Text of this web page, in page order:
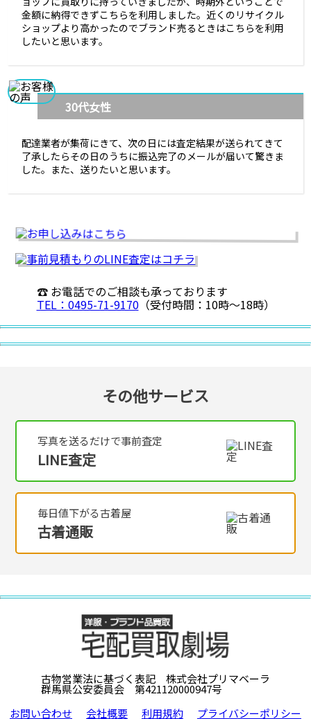
金額に納得できずこちらを利用しました。近くのリサイクル
ショップより高かったのでブランド売るときはこちらを利用
したいと思います。
30代女性
配達業者が集荷にきて、次の日には査定結果が送られてきて
了承したらその日のうちに振込完了のメールが届いて驚きま
した。また、送りたいと思います。
☎ お電話でのご相談も承っております
TEL：0495-71-9170（受付時間：10時〜18時）
その他サービス
写真を送るだけで事前査定
LINE査定
毎日値下がる古着屋
古着通販
古物営業法に基づく表記 株式会社プリマベーラ
群馬県公安委員会 第421120000947号
お問い合わせ
会社概要 利用規約 プライバシーポリシー